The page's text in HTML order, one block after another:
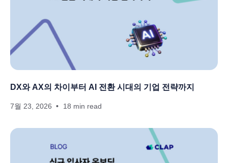
DX와 AX의 차이부터 AI 전환 시대의 기업 전략까지
7월 23, 2026 18 min read